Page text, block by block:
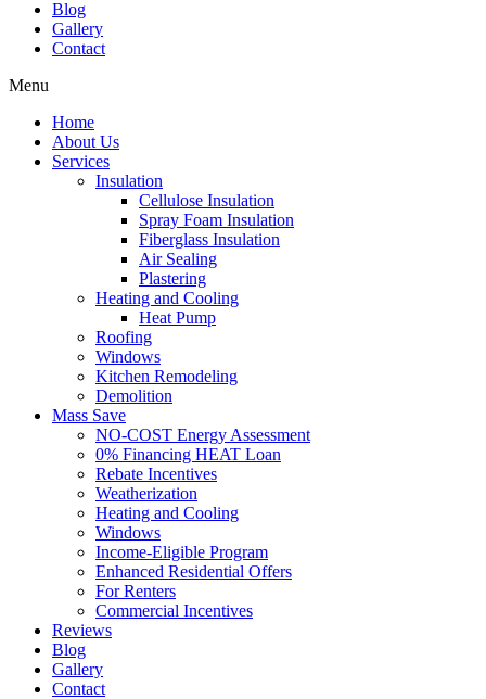
Blog
Gallery
Contact
Menu
Home
About Us
Services
Insulation
Cellulose Insulation
Spray Foam Insulation
Fiberglass Insulation
Air Sealing
Plastering
Heating and Cooling
Heat Pump
Roofing
Windows
Kitchen Remodeling
Demolition
Mass Save
NO-COST Energy Assessment
0% Financing HEAT Loan
Rebate Incentives
Weatherization
Heating and Cooling
Windows
Income-Eligible Program
Enhanced Residential Offers
For Renters
Commercial Incentives
Reviews
Blog
Gallery
Contact